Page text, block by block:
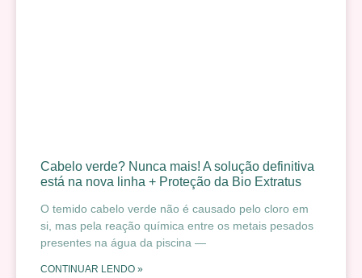
Cabelo verde? Nunca mais! A solução definitiva
está na nova linha + Proteção da Bio Extratus
O temido cabelo verde não é causado pelo cloro em
si, mas pela reação química entre os metais pesados
presentes na água da piscina —
CONTINUAR LENDO »